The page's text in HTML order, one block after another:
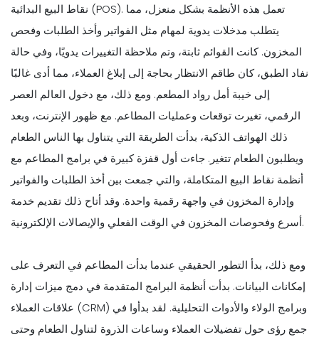
نقاط البيع البدائية (POS). تعمل هذه الأنظمة بشكل منعزل، مما
يتطلب مدخلات يدوية لمهام مثل الفواتير وأخذ الطلبات وفحص
المخزون. كانت القوائم ثابتة، وتم ملاحظة التغييرات يدويًا، وفي حالة
نفاد الطبق، كان طاقم الانتظار بحاجة إلى إبلاغ العملاء، مما أدى غالبًا
إلى خيبة أمل رواد المطعم. ومع ذلك، مع دخول العالم العصر
الرقمي، تغيرت توقعات وعمليات المطاعم. مع ظهور الإنترنت، وبعد
ذلك الهواتف الذكية، بدأت الطريقة التي يتناول بها الناس الطعام
ويطلبون الطعام تتغير. جاءت أول قفزة كبيرة في برامج المطاعم مع
أنظمة نقاط البيع المتكاملة، والتي جمعت بين أخذ الطلبات والفواتير
وإدارة المخزون في واجهة رقمية واحدة. وقد أتاح ذلك تقديم خدمة
أسرع وفحوصات المخزون في الوقت الفعلي والإيصالات الإلكترونية.
ومع ذلك، بدأ التطور الحقيقي عندما بدأت المطاعم في التعرف على
إمكانات البيانات. بدأت أنظمة البرامج المتقدمة في دمج ميزات إدارة
علاقات العملاء (CRM) وبرامج الولاء والأدوات التحليلية. لقد بدأوا في
جمع رؤى حول تفضيلات العملاء وساعات الذروة لتناول الطعام وحتى